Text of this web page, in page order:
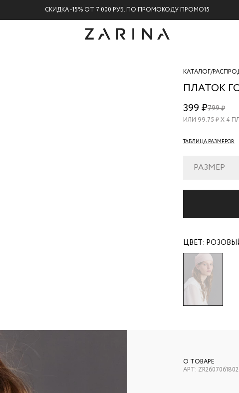
СКИДКА -15% ОТ 7 000 РУБ. ПО ПРОМОКОДУ ПРОМО15
КАТАЛОГ/
ПЛАТОК
90
399 ₽799 ₽
ИЛИ 99.75 ₽ Х 4
ТАБЛИЦА РАЗМЕРОВ
РАЗМЕР
ЦВЕТ:
О ТОВАРЕ
АРТ: